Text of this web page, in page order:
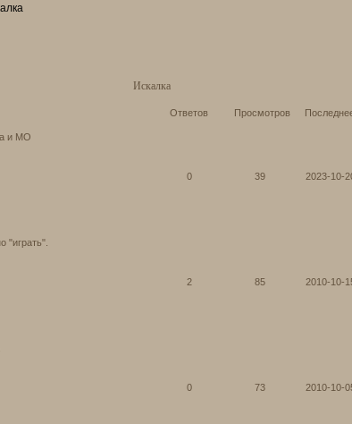
Искалка
Ответов Просмотров
и МО
0 39 2023-10-
"играть".
2 85 2010-10-
0 73 2010-10-